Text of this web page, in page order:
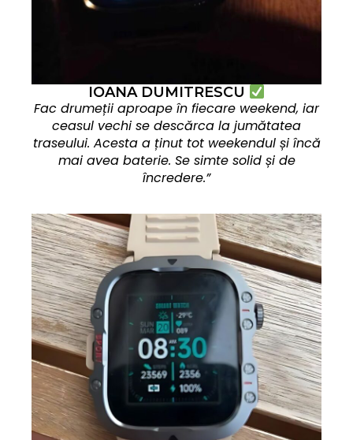
IOANA DUMITRESCU
Fac drumeții aproape în fiecare weekend, iar
ceasul vechi se descărca la jumătatea
traseului. Acesta a ținut tot weekendul și încă
mai avea baterie. Se simte solid și de
încredere.”